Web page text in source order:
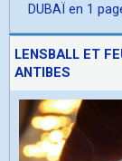
DUBAÏ en 1
LENSBALL ET
ANTIBES